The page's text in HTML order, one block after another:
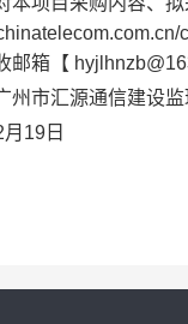
邮箱 【
州市汇源通信建设监
月 19 日